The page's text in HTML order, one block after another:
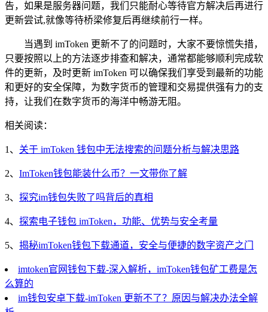
告，如果是服务器问题，我们只能耐心等待官方解决后再进行
更新尝试,就像等待桥梁修复后再继续前行一样。
当遇到 imToken 更新不了的问题时，大家不要惊慌失措，
只要按照以上的方法逐步排查和解决，通常都能够顺利完成软
件的更新，及时更新 imToken 可以确保我们享受到最新的功能
和更好的安全保障，为数字货币的管理和交易提供强有力的支
持，让我们在数字货币的海洋中畅游无阻。
相关阅读：
1、 关于 imToken 钱包中无法搜索的问题分析与解决思路
2、 ImToken钱包能装什么币？一文带你了解
3、 探究im钱包失败了吗背后的真相
4、 探索电子钱包 imToken，功能、优势与安全考量
5、 揭秘imToken钱包下载通道，安全与便捷的数字资产之门
imtoken官网钱包下载-深入解析，imToken钱包矿工费是怎
么算的
im钱包安卓下载-imToken 更新不了？原因与解决办法全解